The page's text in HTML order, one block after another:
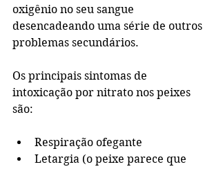
oxigênio no seu sangue
desencadeando uma série de outros
problemas secundários.
Os principais sintomas de
intoxicação por nitrato nos peixes
são:
Respiração ofegante
Letargia (o peixe parece que